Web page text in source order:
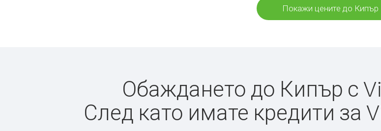
Покажи цените до Кипър
Обаждането до Кипър с
След като имате кредити за